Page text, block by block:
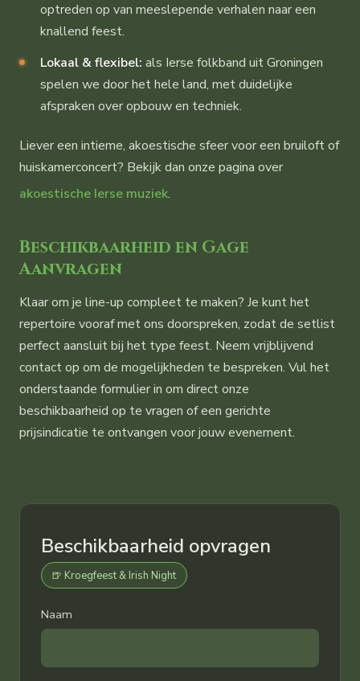
optreden op van meeslepende verhalen naar een
knallend feest.
Lokaal & flexibel: als Ierse folkband uit Groningen
spelen we door het hele land, met duidelijke
afspraken over opbouw en techniek.
Liever een intieme, akoestische sfeer voor een bruiloft of
huiskamerconcert? Bekijk dan onze pagina over
akoestische Ierse muziek.
Beschikbaarheid en Gage
Aanvragen
Klaar om je line-up compleet te maken? Je kunt het
repertoire vooraf met ons doorspreken, zodat de setlist
perfect aansluit bij het type feest. Neem vrijblijvend
contact op om de mogelijkheden te bespreken. Vul het
onderstaande formulier in om direct onze
beschikbaarheid op te vragen of een gerichte
prijsindicatie te ontvangen voor jouw evenement.
Beschikbaarheid opvragen
🍺 Kroegfeest & Irish Night
Naam